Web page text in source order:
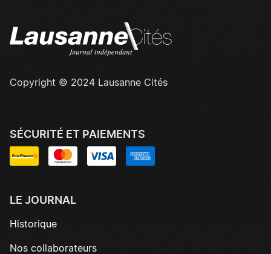
Copyright © 2024 Lausanne Cités
SÉCURITÉ ET PAIEMENTS
LE JOURNAL
Historique
Nos collaborateurs